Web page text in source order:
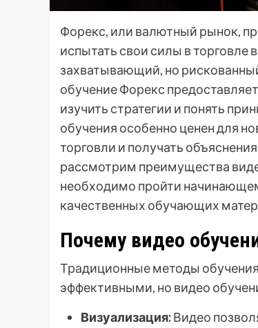
Форекс, или валютный рынок,
испытать свои силы в торговле
захватывающий, но
обучение Форекс
изучить стратегии и понять
обучения особенно ценен для
торговли и получать
рассмотрим преимущества
необходимо пройти
качественных обучающих
Почему видео
Традиционные методы
эффективными, но видео
Визуализация:Видео